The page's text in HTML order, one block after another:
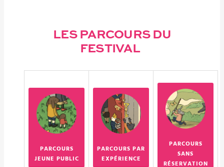
LES PARCOURS DU
FESTIVAL
PARCOURS
JEUNE PUBLIC
PARCOURS PAR
EXPÉRIENCE
PARCOURS
SANS
RÉSERVATION